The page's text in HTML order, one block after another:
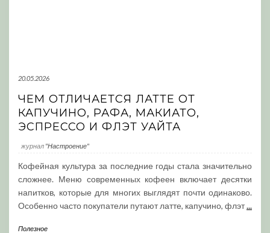
20.05.2026
ЧЕМ ОТЛИЧАЕТСЯ ЛАТТЕ ОТ
КАПУЧИНО, РАФА, МАКИАТО,
ЭСПРЕССО И ФЛЭТ УАЙТА
журнал "Настроение"
Кофейная культура за последние годы стала значительно
сложнее. Меню современных кофеен включает десятки
напитков, которые для многих выглядят почти одинаково.
Особенно часто покупатели путают латте, капучино, флэт...
Полезное